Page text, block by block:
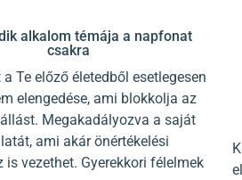
alkalom témája a napfonat
csakra
a Te előző életedből esetlegesen
elengedése, ami blokkolja az
Megakadályozva a saját
ami akár önértékelési
vezethet. Gyerekkori félelmek